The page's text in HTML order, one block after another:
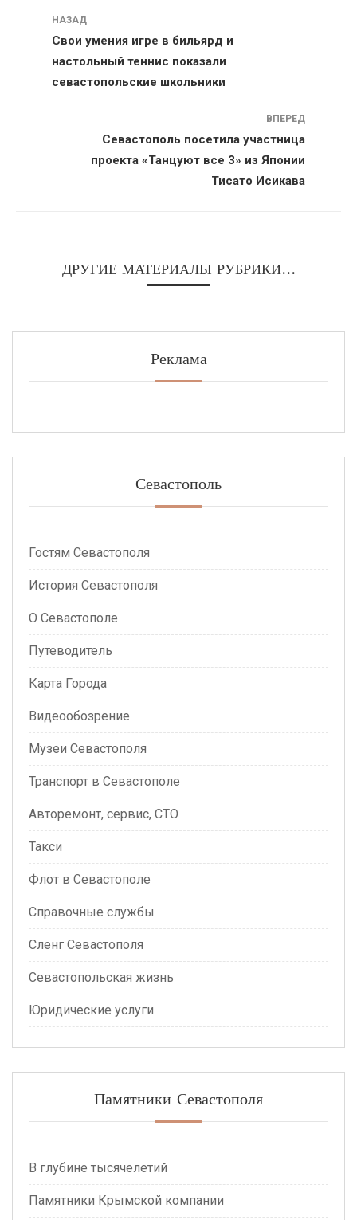
Навигация
НАЗАД
Свои умения игре в бильярд и
настольный теннис показали
севастопольские школьники
ВПЕРЕД
Севастополь посетила участница
проекта «Танцуют все 3» из Японии
Тисато Исикава
ДРУГИЕ МАТЕРИАЛЫ РУБРИКИ...
Реклама
Севастополь
Гостям Севастополя
История Севастополя
О Севастополе
Путеводитель
Карта Города
Видеообозрение
Музеи Севастополя
Транспорт в Севастополе
Авторемонт, сервис, СТО
Такси
Флот в Севастополе
Справочные службы
Сленг Севастополя
Севастопольская жизнь
Юридические услуги
Памятники Севастополя
В глубине тысячелетий
Памятники Крымской компании